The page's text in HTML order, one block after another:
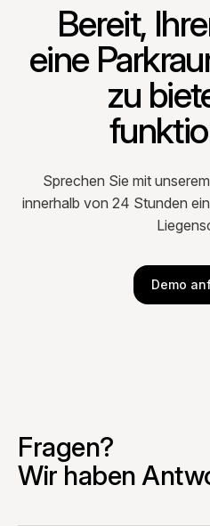
Bereit,
eine
zu
Sprechen Sie mit
innerhalb von 24 Stunden
Demo
Fragen?
Wir haben